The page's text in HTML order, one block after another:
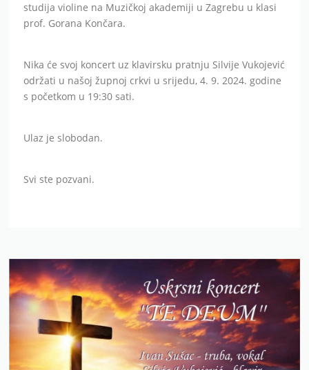
studija violine na Muzičkoj akademiji u Zagrebu u klasi
prof. Gorana Končara.
Nika će svoj koncert uz klavirsku pratnju Silvije Vukojević
održati u našoj župnoj crkvi u srijedu, 4. 9. 2024. godine
s početkom u 19:30 sati.
Ulaz je slobodan.
Svi ste pozvani.